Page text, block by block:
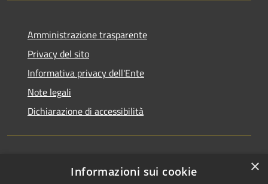
Amministrazione trasparente
Privacy del sito
Informativa privacy dell'Ente
Note legali
Dichiarazione di accessibilità
Newsletter ×
Informazioni sui cookie